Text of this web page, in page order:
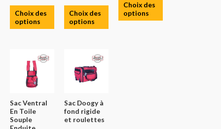
Choix des
options
Choix des
options
Choix des
options
Sac Ventral
En Toile
Souple
Sac Doogy à
fond rigide
et roulettes